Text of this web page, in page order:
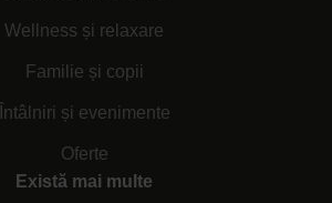
Wellness și relaxare
Familie și copii
Întâlniri și evenimente
Oferte
Există mai multe